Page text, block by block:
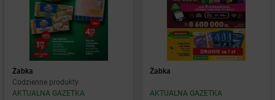
Żabka
Codzienne produkty
AKTUALNA GAZETKA
Żabka
AKTUALNA GAZETKA